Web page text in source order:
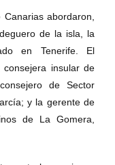
abordaron,
de la isla, la
en Tenerife. El
insular de
de Sector
y la gerente de
de La Gomera,